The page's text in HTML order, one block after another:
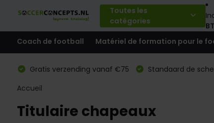
Toutes les
catégories
Coach de football Matériel de formation pour le
Gratis verzending vanaf €75 Standaard de
Accueil
Titulaire chapeaux